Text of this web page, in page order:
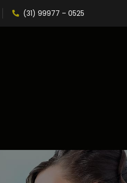
(31) 99977 – 0525